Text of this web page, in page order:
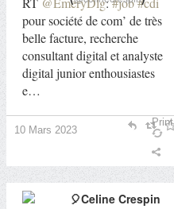
pour société de com’ de très
belle facture, recherche
consultant digital et analyste
digital junior enthousiastes
e…
10 Mars 2023
Print
🎈Celine Crespin